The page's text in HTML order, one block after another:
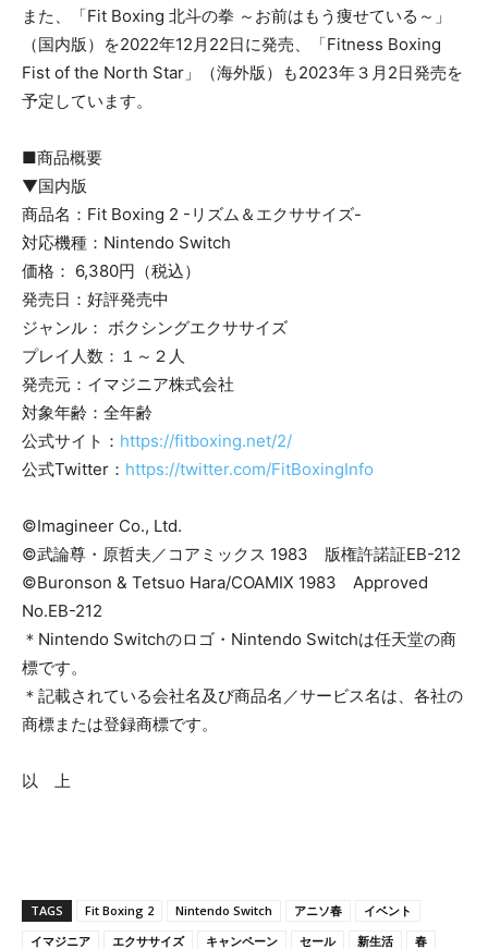
また、「Fit Boxing 北斗の拳 ～お前はもう痩せている～」
（国内版）を2022年12月22日に発売、「Fitness Boxing
Fist of the North Star」（海外版）も2023年３月2日発売を
予定しています。
■商品概要
▼国内版
商品名：Fit Boxing 2 -リズム＆エクササイズ-
対応機種：Nintendo Switch
価格： 6,380円（税込）
発売日：好評発売中
ジャンル： ボクシングエクササイズ
プレイ人数：１～２人
発売元：イマジニア株式会社
対象年齢：全年齢
公式サイト： https://fitboxing.net/2/
公式Twitter： https://twitter.com/FitBoxingInfo
©Imagineer Co., Ltd.
©武論尊・原哲夫／コアミックス 1983 版権許諾証EB-212
©Buronson & Tetsuo Hara/COAMIX 1983 Approved
No.EB-212
＊Nintendo Switchのロゴ・Nintendo Switchは任天堂の商
標です。
＊記載されている会社名及び商品名／サービス名は、各社の
商標または登録商標です。
以 上
TAGS Fit Boxing 2 Nintendo Switch アニソ春
イベント
イマジニア
エクササイズ キャンペーン セール 新生活 春